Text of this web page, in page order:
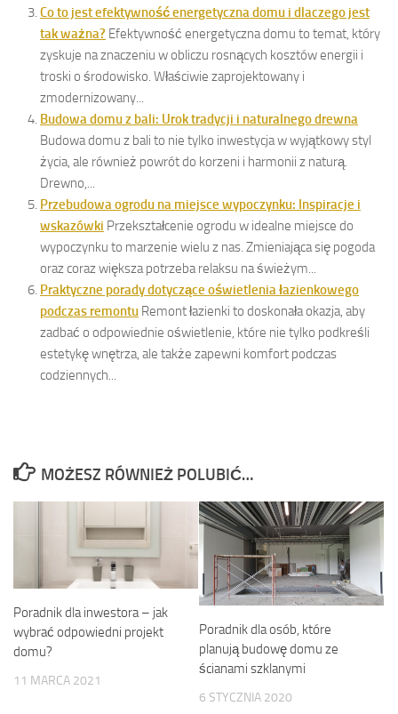
Co to jest efektywność energetyczna domu i dlaczego jest
tak ważna? Efektywność energetyczna domu to temat, który
zyskuje na znaczeniu w obliczu rosnących kosztów energii i
troski o środowisko. Właściwie zaprojektowany i
zmodernizowany...
Budowa domu z bali: Urok tradycji i naturalnego drewna
Budowa domu z bali to nie tylko inwestycja w wyjątkowy styl
życia, ale również powrót do korzeni i harmonii z naturą.
Drewno,...
Przebudowa ogrodu na miejsce wypoczynku: Inspiracje i
wskazówki Przekształcenie ogrodu w idealne miejsce do
wypoczynku to marzenie wielu z nas. Zmieniająca się pogoda
oraz coraz większa potrzeba relaksu na świeżym...
Praktyczne porady dotyczące oświetlenia łazienkowego
podczas remontu Remont łazienki to doskonała okazja, aby
zadbać o odpowiednie oświetlenie, które nie tylko podkreśli
estetykę wnętrza, ale także zapewni komfort podczas
codziennych...
MOŻESZ RÓWNIEŻ POLUBIĆ…
Poradnik dla inwestora – jak
wybrać odpowiedni projekt
domu?
11 MARCA 2021
Poradnik dla osób, które
planują budowę domu ze
ścianami szklanymi
6 STYCZNIA 2020